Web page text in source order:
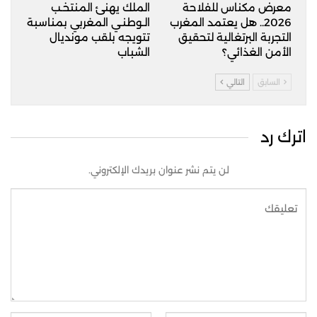
وتجارية والسياحية الكبرى.
معرض مكناس للفلاحة
2026.. هل يعتمد المغرب
التجربة البرتغالية لتحقيق
الأمن الغذائي؟
الملك يهنئ المنتخـب
الـوطنـي المغربي بمناسبة
تتويجه بلقب مونديال
الشباب
السابق التالي
اترك رد
لن يتم نشر عنوان بريدك الإلكتروني.